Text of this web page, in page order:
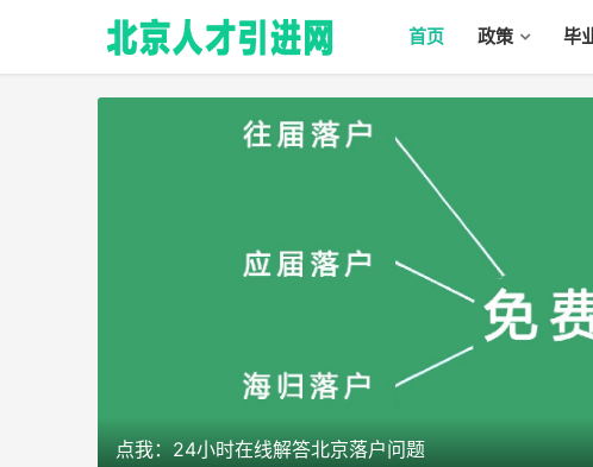
首页 政策 毕
点我：24小时在线解答北京落户问题